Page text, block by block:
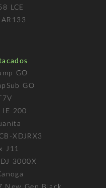
LCE
GO
GO
IE 200
XDJRX3
J11
3000X